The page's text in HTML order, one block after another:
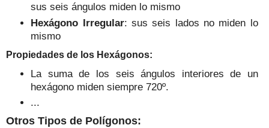
susseisángulos miden lo mismo
Hexágono Irregular: sus seis lados no miden lo
mismo
Propiedades de los Hexágonos:
La suma de los seisángulos interiores de un
hexágono miden siempre720º.
...
Otros Tipos de Polígonos: